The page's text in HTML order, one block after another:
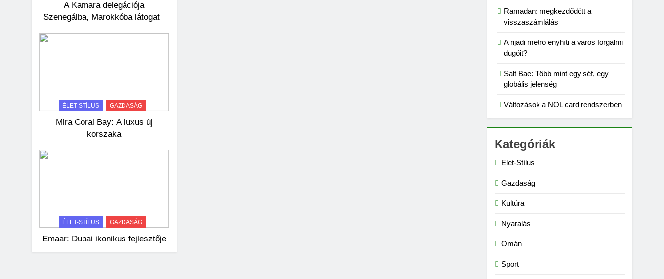
A Kamara delegációja
Szenegálba, Marokkóba látogat
ÉLET-STÍLUS GAZDASÁG
Mira Coral Bay: A luxus új
korszaka
ÉLET-STÍLUS GAZDASÁG
Emaar: Dubai ikonikus fejlesztője
Ramadan: megkezdődött a
visszaszámlálás
A rijádi metró enyhíti a város forgalmi
dugóit?
Salt Bae: Több mint egy séf, egy
globális jelenség
Változások a NOL card rendszerben
Kategóriák
Élet-Stílus
Gazdaság
Kultúra
Nyaralás
Omán
Sport